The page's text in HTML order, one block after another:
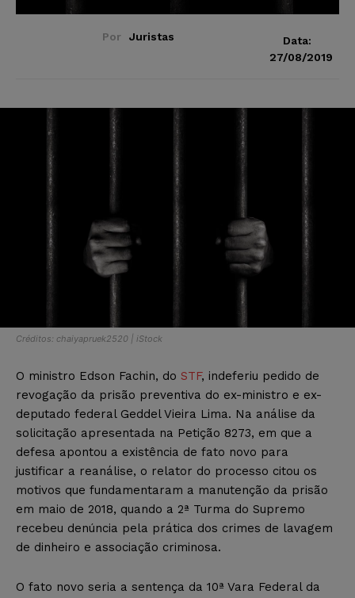
Por Juristas
Data:
27/08/2019
Créditos: chaiyapruek2520 | iStock
O ministro Edson Fachin, do STF, indeferiu pedido de
revogação da prisão preventiva do ex-ministro e ex-
deputado federal Geddel Vieira Lima. Na análise da
solicitação apresentada na Petição 8273, em que a
defesa apontou a existência de fato novo para
justificar a reanálise, o relator do processo citou os
motivos que fundamentaram a manutenção da prisão
em maio de 2018, quando a 2ª Turma do Supremo
recebeu denúncia pela prática dos crimes de lavagem
de dinheiro e associação criminosa.
O fato novo seria a sentença da 10ª Vara Federal da